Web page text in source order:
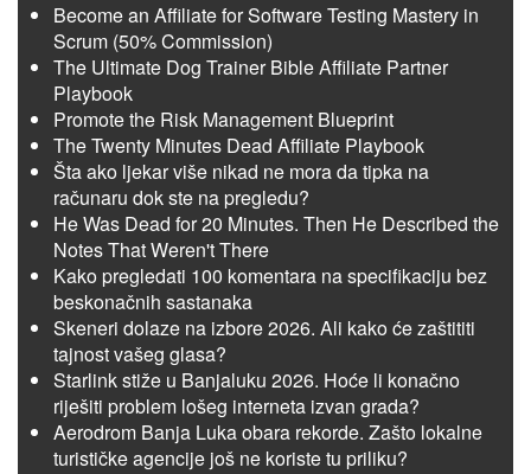
Become an Affiliate for Software Testing Mastery in
Scrum (50% Commission)
The Ultimate Dog Trainer Bible Affiliate Partner
Playbook
Promote the Risk Management Blueprint
The Twenty Minutes Dead Affiliate Playbook
Šta ako ljekar više nikad ne mora da tipka na
računaru dok ste na pregledu?
He Was Dead for 20 Minutes. Then He Described the
Notes That Weren't There
Kako pregledati 100 komentara na specifikaciju bez
beskonačnih sastanaka
Skeneri dolaze na izbore 2026. Ali kako će zaštititi
tajnost vašeg glasa?
Starlink stiže u Banjaluku 2026. Hoće li konačno
riješiti problem lošeg interneta izvan grada?
Aerodrom Banja Luka obara rekorde. Zašto lokalne
turističke agencije još ne koriste tu priliku?